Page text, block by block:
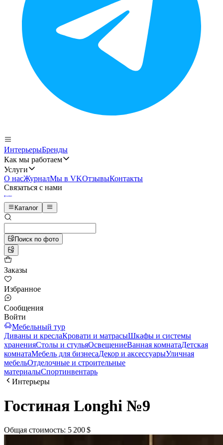
ИнтерьерыБренды
Как мы работаем
Услуги
О насЖурналМы в VKОтзывыКонтакты
Связаться с нами
Каталог
Поиск по фото
Заказы
Избранное
Сообщения
Войти
Мебельный тур
Диваны и креслаКровати и матрасыШкафы и системы
храненияСтолы и стульяОсвещениеВанная комнатаДетская
комнатаМебель для бизнесаДекор и аксессуарыУличная
мебельОтделочные и строительные
материалыСпортинвентарь
Интерьеры
Гостиная Longhi №9
Общая стоимость: 5 200 $